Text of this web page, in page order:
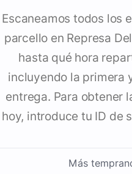
Escaneamos todos los
parcello en Represa
hasta qué hora
incluyendo la primera
entrega. Para obtener
hoy, introduce tu ID de
Más